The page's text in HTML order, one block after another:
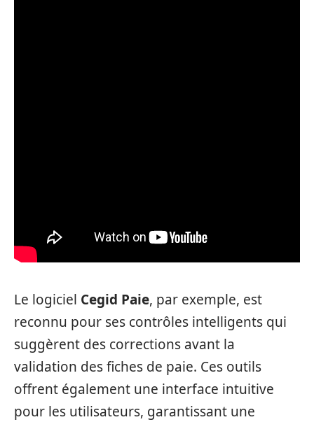
Le logiciel Cegid Paie, par exemple, est
reconnu pour ses contrôles intelligents qui
suggèrent des corrections avant la
validation des fiches de paie. Ces outils
offrent également une interface intuitive
pour les utilisateurs, garantissant une